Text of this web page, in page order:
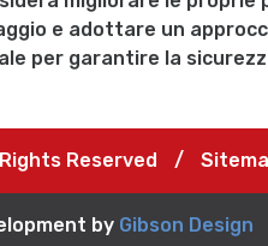
e adottare un
per garantire la
Reserved /
by Gibson Design